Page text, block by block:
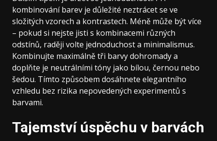
kombinování barev je důležité neztrácet se ve
složitých vzorech a kontrastech. Méně může být více
– pokud si nejste jisti s kombinacemi různých
odstínů, raději volte jednoduchost a minimalismus.
Kombinujte maximálně tři barvy dohromady a
doplňte je neutrálními tóny jako bílou, černou nebo
šedou. Tímto způsobem dosáhnete elegantního
vzhledu bez rizika nepovedených experimentů s
barvami.
Tajemství úspěchu v barvách